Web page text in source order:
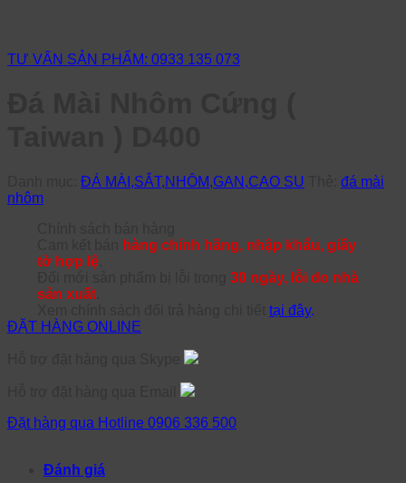
TƯ VẤN SẢN PHẨM: 0933 135 073
ĐÁ MÀI,SẮT,NHÔM,GAN,CAO SU
đá mài
nhôm
hàng chính hãng, nhập khẩu, giấy
tờ hợp lệ
30 ngày, lỗi do nhà
sản xuất
tại đây.
ĐẶT HÀNG ONLINE
Đặt hàng qua Hotline 0906 336 500
Đánh giá